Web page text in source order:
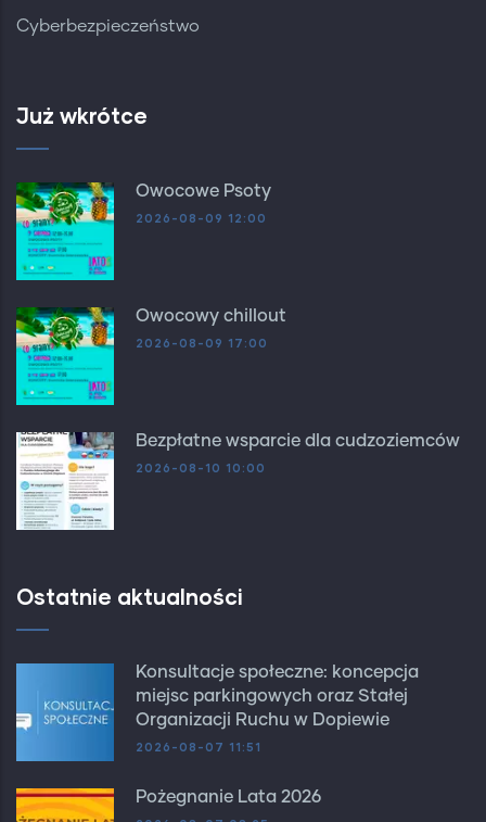
Cyberbezpieczeństwo
Już wkrótce
Owocowe Psoty
2026-08-09 12:00
Owocowy chillout
2026-08-09 17:00
Bezpłatne wsparcie dla cudzoziemców
2026-08-10 10:00
Ostatnie aktualności
Konsultacje społeczne: koncepcja
miejsc parkingowych oraz Stałej
Organizacji Ruchu w Dopiewie
2026-08-07 11:51
Pożegnanie Lata 2026